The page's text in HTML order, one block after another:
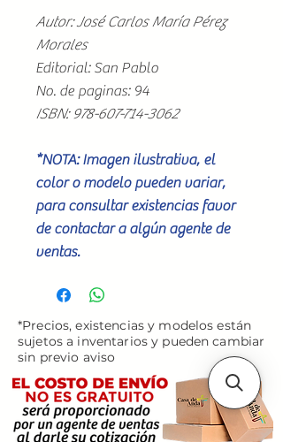
Autor: José Carlos María Pérez
Morales
Editorial: San Pablo
No. de paginas: 94
ISBN: 978-607-714-3062
*NOTA: Imagen ilustrativa, el
color o modelo pueden variar,
para consultar existencias favor
de contactar a algún agente de
ventas.
*Precios, existencias y modelos están
sujetos a inventarios y pueden cambiar
sin previo aviso